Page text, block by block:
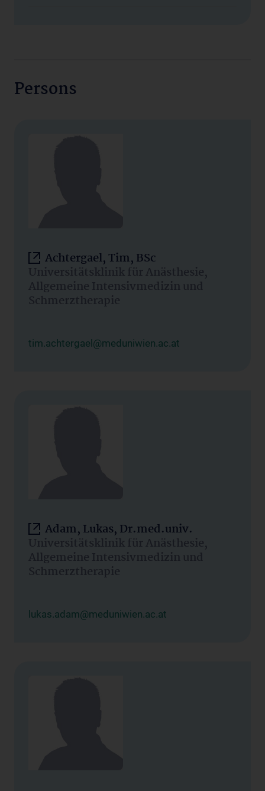
Persons
Achtergael, Tim, BSc
Universitätsklinik für Anästhesie,
Allgemeine Intensivmedizin und
Schmerztherapie
tim.achtergael@meduniwien.ac.at
Adam, Lukas, Dr.med.univ.
Universitätsklinik für Anästhesie,
Allgemeine Intensivmedizin und
Schmerztherapie
lukas.adam@meduniwien.ac.at